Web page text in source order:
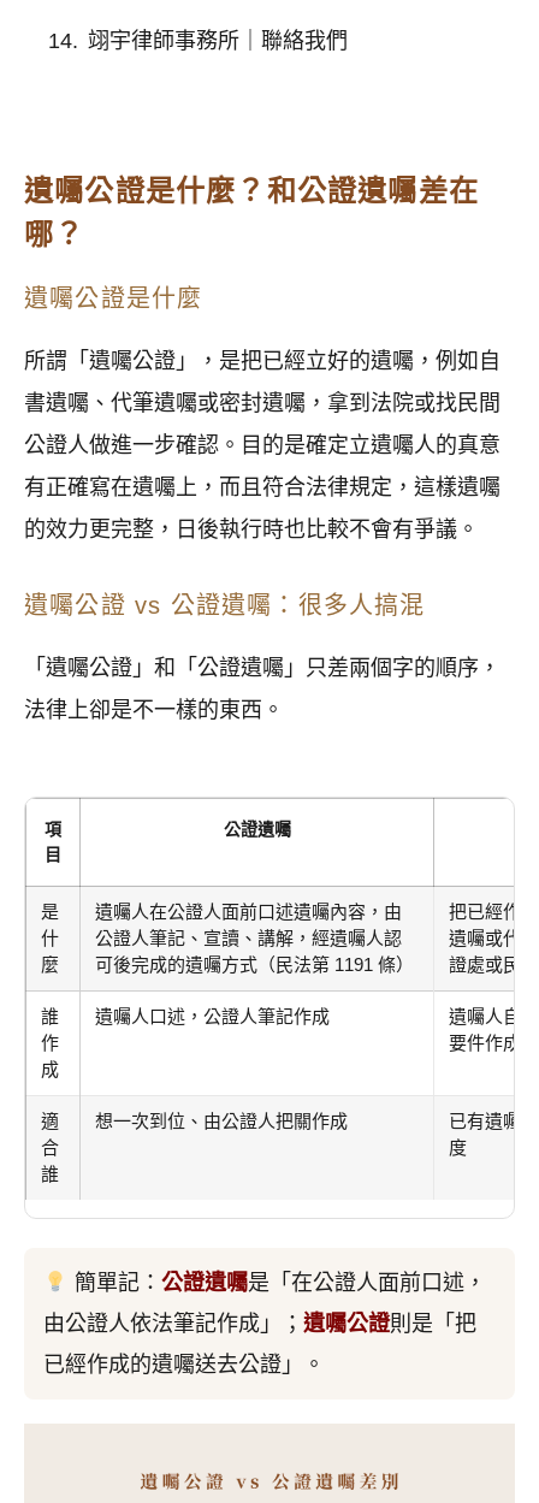
翊宇律師事務所｜聯絡我們
遺囑公證是什麼？和公證遺囑差在
哪？
遺囑公證是什麼
所謂「遺囑公證」，是把已經立好的遺囑，例如自
書遺囑、代筆遺囑或密封遺囑，拿到法院或找民間
公證人做進一步確認。目的是確定立遺囑人的真意
有正確寫在遺囑上，而且符合法律規定，這樣遺囑
的效力更完整，日後執行時也比較不會有爭議。
遺囑公證 vs 公證遺囑：很多人搞混
「遺囑公證」和「公證遺囑」只差兩個字的順序，
法律上卻是不一樣的東西。
項
目
公證遺囑
是
什
麼
遺囑人在公證人面前口述遺囑內容，由
公證人筆記、宣讀、講解，經遺囑人認
可後完成的遺囑方式（民法第 1191 條）
把已經作
遺囑或代
證處或民
誰
作
成
遺囑人口述，公證人筆記作成
遺囑人自
要件作成
適
合
誰
想一次到位、由公證人把關作成
已有遺囑
度
簡單記： 公證遺囑是「在公證人面前口述，
由公證人依法筆記作成」； 遺囑公證則是「把
已經作成的遺囑送去公證」。